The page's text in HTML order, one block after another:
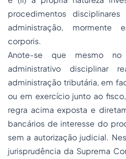
procedimentos
administração, mormente
corporis.
Anote-se que mesmo
administrativo disciplinar
administração tributária, em
ou em exercício junto ao
regra acima exposta e
bancários de interesse do
sem a autorização judicial.
jurisprudência da Suprema